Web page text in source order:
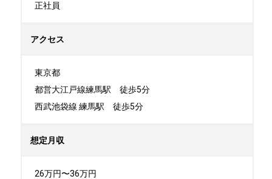
正社員
アクセス
東京都
都営大江戸線練馬駅　徒歩5分
西武池袋線 練馬駅　徒歩5分
想定月収
26万円〜36万円